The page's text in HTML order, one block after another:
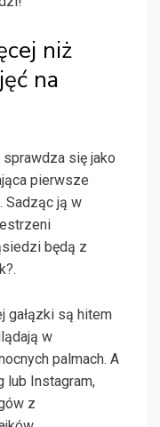
niż
na
się jako
pierwsze
Sadząc ją w
będą z
są hitem
w
palmach. A
lub Instagram,
z